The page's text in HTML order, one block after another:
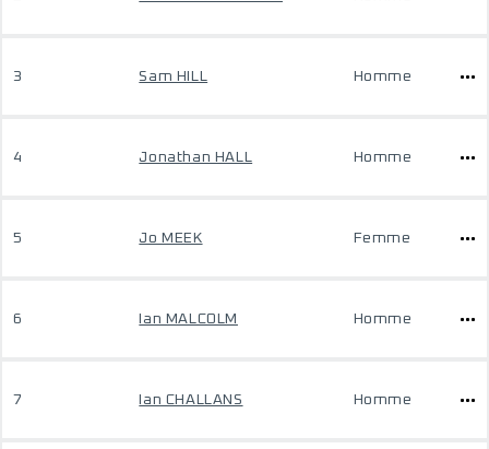
3 Sam HILL Homme
4 Jonathan HALL Homme
5 Jo MEEK Femme
6 Ian MALCOLM Homme
7 Ian CHALLANS Homme